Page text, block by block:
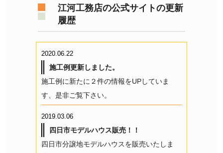
江河工務店の公式サイトの更新
履歴
2020.06.22
施工例更新しました。
施工例に新たに２件の情報をUPしていま
す、是非ご覧下さい。
2019.03.06
四日市モデルハウス販売！！
四日市分譲地モデルハウスを販売いたしま